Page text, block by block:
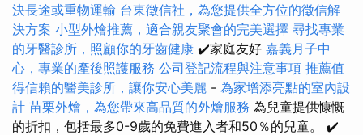
決長途或重物運輸 台東徵信社，為您提供全方位的徵信解
決方案 小型外燴推薦，適合親友聚會的完美選擇 尋找專業
的牙醫診所，照顧你的牙齒健康 ✔️家庭友好 嘉義月子中
心，專業的產後照護服務 公司登記流程與注意事項 推薦值
得信賴的醫美診所，讓你安心美麗 - 為家增添亮點的室內設
計 苗栗外燴，為您帶來高品質的外燴服務 為兒童提供慷慨
的折扣，包括最多0-9歲的免費進入者和50％的兒童。 ✔️